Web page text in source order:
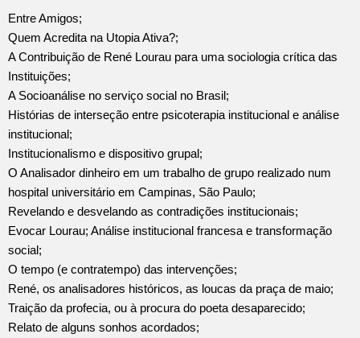
Entre Amigos;
Quem Acredita na Utopia Ativa?;
A Contribuição de René Lourau para uma sociologia crítica das
Instituições;
A Socioanálise no serviço social no Brasil;
Histórias de interseção entre psicoterapia institucional e análise
institucional;
Institucionalismo e dispositivo grupal;
O Analisador dinheiro em um trabalho de grupo realizado num
hospital universitário em Campinas, São Paulo;
Revelando e desvelando as contradições institucionais;
Evocar Lourau; Análise institucional francesa e transformação
social;
O tempo (e contratempo) das intervenções;
René, os analisadores históricos, as loucas da praça de maio;
Traição da profecia, ou à procura do poeta desaparecido;
Relato de alguns sonhos acordados;